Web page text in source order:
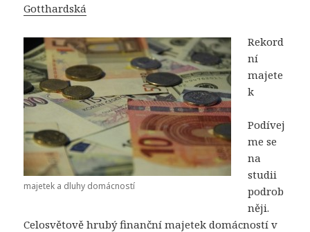
Gotthardská
majetek a dluhy domácností
Rekord
ní
majete
k
Podívej
me se
na
studii
podrob
něji.
Celosvětově hrubý finanční majetek domácností v